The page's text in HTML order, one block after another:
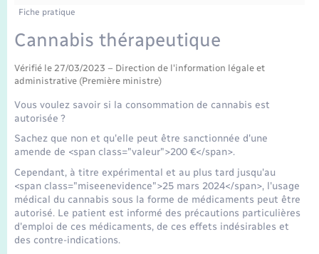
Mariage – PACS
Parrainage civil
Recensement
Fiche pratique
Cannabis thérapeutique
Vérifié le 27/03/2023 – Direction de l'information légale et
administrative (Première ministre)
Vous voulez savoir si la consommation de cannabis est
autorisée ?
Sachez que non et qu'elle peut être sanctionnée d'une
amende de <span class="valeur">200 €</span>.
Cependant, à titre expérimental et au plus tard jusqu'au
<span class="miseenevidence">25 mars 2024</span>, l'usage
médical du cannabis sous la forme de médicaments peut être
autorisé. Le patient est informé des précautions particulières
d'emploi de ces médicaments, de ces effets indésirables et
des contre-indications.